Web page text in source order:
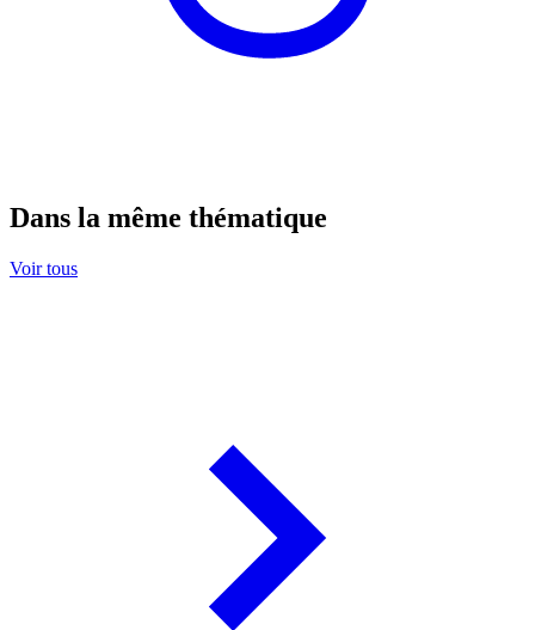
Dans la même thématique
Voir tous